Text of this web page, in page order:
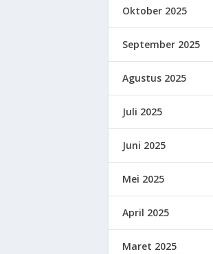
Oktober 2025
September 2025
Agustus 2025
Juli 2025
Juni 2025
Mei 2025
April 2025
Maret 2025